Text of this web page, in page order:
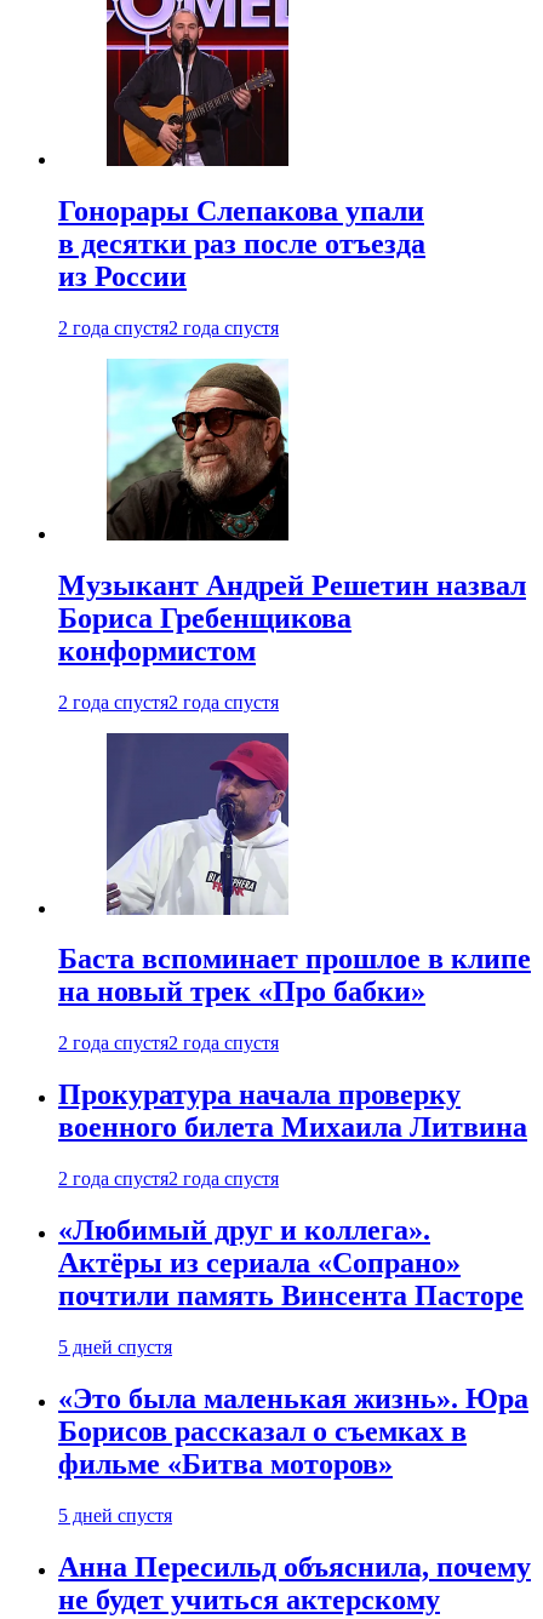
Гонорары Слепакова упали
в десятки раз после отъезда
из России
2 года спустя2 года спустя
Музыкант Андрей Решетин назвал
Бориса Гребенщикова
конформистом
2 года спустя2 года спустя
Баста вспоминает прошлое в клипе
на новый трек «Про бабки»
2 года спустя2 года спустя
Прокуратура начала проверку
военного билета Михаила Литвина
2 года спустя2 года спустя
«Любимый друг и коллега».
Актёры из сериала «Сопрано»
почтили память Винсента Пасторе
5 дней спустя
«Это была маленькая жизнь». Юра
Борисов рассказал о съемках в
фильме «Битва моторов»
5 дней спустя
Анна Пересильд объяснила, почему
не будет учиться актерскому